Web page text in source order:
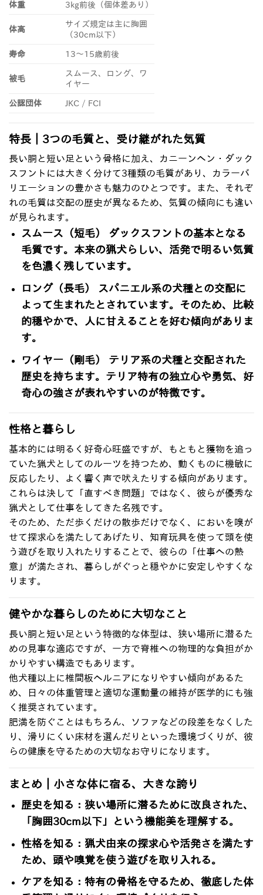
体重 3kg前後（個体差あり）
体高
サイズ規定は主に胸囲
（30cm以下）
寿命 13〜15歳前後
被毛
スムース、ロング、ワ
イヤー
公認団体 JKC / FCI
特長｜3つの毛質と、受け継がれた気質
長い胴と短い足という骨格に加え、カニーンヘン・ダック
スフントには大きく分けて3種類の毛質があり、カラーバ
リエーションの豊かさも魅力のひとつです。また、それぞ
れの毛質は交配の歴史が異なるため、気質の傾向にも違い
が見られます。
スムース（短毛）
ダックスフントの基本となる
毛質です。本来の猟犬らしい、活発で明るい気質
を色濃く残しています。
ロング（長毛）
スパニエル系の犬種との交配に
よって生まれたとされています。そのため、比較
的穏やかで、人に甘えることを好む傾向がありま
す。
ワイヤー（剛毛）
テリア系の犬種と交配された
歴史を持ちます。テリア特有の独立心や勇気、好
奇心の強さが表れやすいのが特徴です。
性格と暮らし
基本的には明るく好奇心旺盛ですが、もともと獲物を追っ
ていた猟犬としてのルーツを持つため、動くものに機敏に
反応したり、よく響く声で吠えたりする傾向があります。
これらは決して「直すべき問題」ではなく、彼らが優秀な
猟犬として仕事をしてきた名残です。
そのため、ただ歩くだけの散歩だけでなく、においを嗅が
せて探求心を満たしてあげたり、知育玩具を使って頭を使
う遊びを取り入れたりすることで、彼らの「仕事への熱
意」が満たされ、暮らしがぐっと穏やかに安定しやすくな
ります。
健やかな暮らしのために大切なこと
長い胴と短い足という特徴的な体型は、狭い場所に潜るた
めの見事な適応ですが、一方で脊椎への物理的な負担がか
かりやすい構造でもあります。
他犬種以上に椎間板ヘルニアになりやすい傾向があるた
め、日々の体重管理と適切な運動量の維持が医学的にも強
く推奨されています。
肥満を防ぐことはもちろん、ソファなどの段差をなくした
り、滑りにくい床材を選んだりといった環境づくりが、彼
らの健康を守るための大切なお守りになります。
まとめ｜小さな体に宿る、大きな誇り
歴史を知る ：狭い場所に潜るために改良された、
「胸囲30cm以下」という機能美を理解する。
性格を知る ：猟犬由来の探求心や活発さを満たす
ため、頭や嗅覚を使う遊びを取り入れる。
ケアを知る ：特有の骨格を守るため、徹底した体